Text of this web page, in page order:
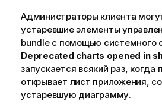
м
а
ц
и
и
Администраторы клиента
устаревшие элементы
bundleс помощью системного
Deprecated charts opened in
запускается всякий раз, когда
открывает лист приложения,
устаревшую диаграмму.